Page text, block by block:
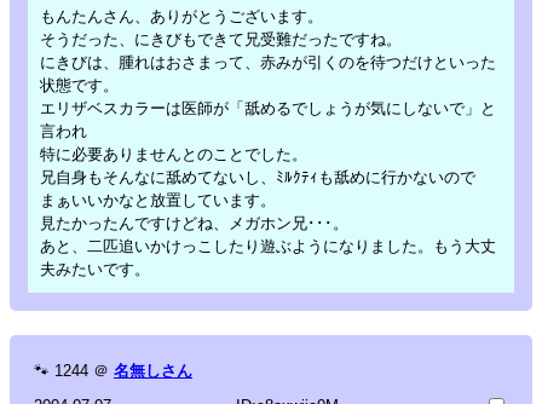
もんたんさん、ありがとうございます。
そうだった、にきびもできて兄受難だったですね。
にきびは、腫れはおさまって、赤みが引くのを待つだけといった
状態です。
エリザベスカラーは医師が「舐めるでしょうが気にしないで」と
言われ
特に必要ありませんとのことでした。
兄自身もそんなに舐めてないし、ﾐﾙｸﾃｨも舐めに行かないので
まぁいいかなと放置しています。
見たかったんですけどね、メガホン兄･･･。
あと、二匹追いかけっこしたり遊ぶようになりました。もう大丈
夫みたいです。
🐾 1244 ＠ 名無しさん